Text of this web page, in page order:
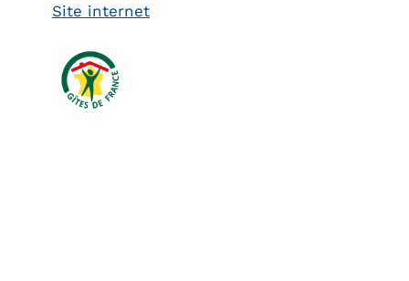
Site internet